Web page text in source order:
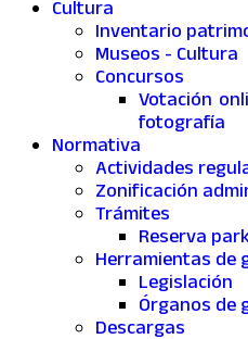
Cultura
Inventario
Museos - Cultura
Concursos
Votación
fotografía
Normativa
Actividades
Zonificación
Trámites
Reserva
Herramientas de
Legislación
Órganos de
Descargas